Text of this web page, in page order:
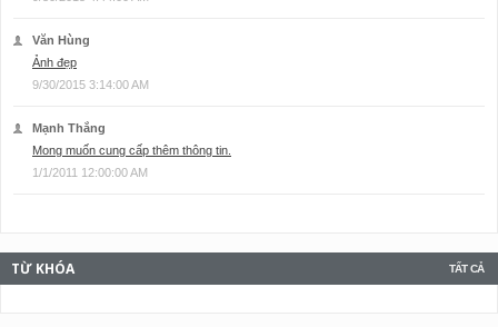
Văn Hùng
Ảnh đẹp
9/30/2015 3:14:00 AM
Mạnh Thắng
Mong muốn cung cấp thêm thông tin.
1/1/2011 12:00:00 AM
TẤT CẢ
TỪ KHÓA